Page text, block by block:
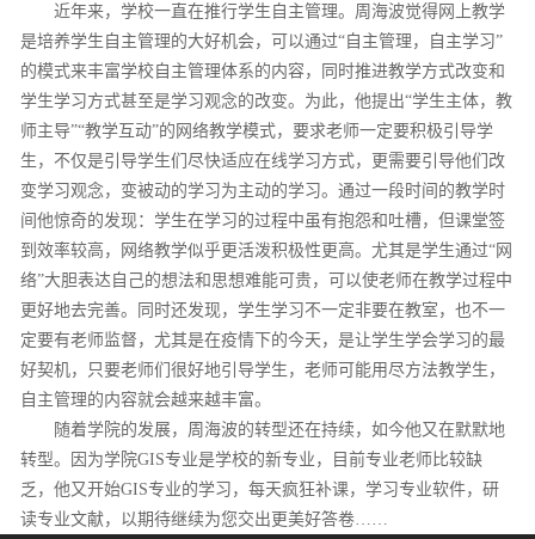
近年来，学校一直在推行学生自主管理。周海波觉得网上教学
是培养学生自主管理的大好机会，可以通过“自主管理，自主学习”
的模式来丰富学校自主管理体系的内容，同时推进教学方式改变和
学生学习方式甚至是学习观念的改变。为此，他提出“学生主体，教
师主导”“教学互动”的网络教学模式，要求老师一定要积极引导学
生，不仅是引导学生们尽快适应在线学习方式，更需要引导他们改
变学习观念，变被动的学习为主动的学习。通过一段时间的教学时
间他惊奇的发现：学生在学习的过程中虽有抱怨和吐槽，但课堂签
到效率较高，网络教学似乎更活泼积极性更高。尤其是学生通过“网
络”大胆表达自己的想法和思想难能可贵，可以使老师在教学过程中
更好地去完善。同时还发现，学生学习不一定非要在教室，也不一
定要有老师监督，尤其是在疫情下的今天，是让学生学会学习的最
好契机，只要老师们很好地引导学生，老师可能用尽方法教学生，
自主管理的内容就会越来越丰富。
随着学院的发展，周海波的转型还在持续，如今他又在默默地
转型。因为学院GIS专业是学校的新专业，目前专业老师比较缺
乏，他又开始GIS专业的学习，每天疯狂补课，学习专业软件，研
读专业文献，以期待继续为您交出更美好答卷……